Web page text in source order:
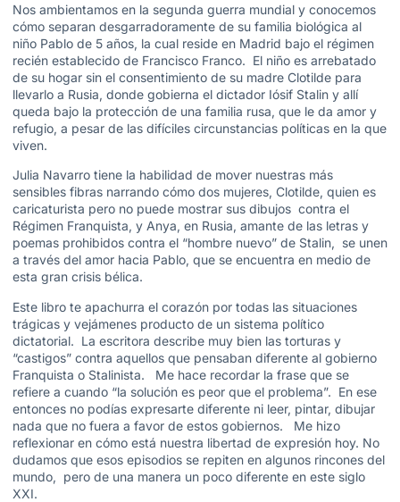
Nos ambientamos en la segunda guerra mundial y conocemos
cómo separan desgarradoramente de su familia biológica al
niño Pablo de 5 años, la cual reside en Madrid bajo el régimen
recién establecido de Francisco Franco. El niño es arrebatado
de su hogar sin el consentimiento de su madre Clotilde para
llevarlo a Rusia, donde gobierna el dictador Iósif Stalin y allí
queda bajo la protección de una familia rusa, que le da amor y
refugio, a pesar de las difíciles circunstancias políticas en la que
viven.
Julia Navarro tiene la habilidad de mover nuestras más
sensibles fibras narrando cómo dos mujeres, Clotilde, quien es
caricaturista pero no puede mostrar sus dibujos contra el
Régimen Franquista, y Anya, en Rusia, amante de las letras y
poemas prohibidos contra el “hombre nuevo” de Stalin, se unen
a través del amor hacia Pablo, que se encuentra en medio de
esta gran crisis bélica.
Este libro te apachurra el corazón por todas las situaciones
trágicas y vejámenes producto de un sistema político
dictatorial. La escritora describe muy bien las torturas y
“castigos” contra aquellos que pensaban diferente al gobierno
Franquista o Stalinista. Me hace recordar la frase que se
refiere a cuando “la solución es peor que el problema”. En ese
entonces no podías expresarte diferente ni leer, pintar, dibujar
nada que no fuera a favor de estos gobiernos. Me hizo
reflexionar en cómo está nuestra libertad de expresión hoy. No
dudamos que esos episodios se repiten en algunos rincones del
mundo, pero de una manera un poco diferente en este siglo
XXI.